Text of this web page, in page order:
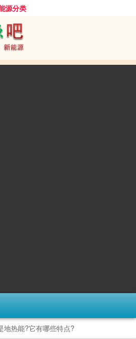
源分类
地热能?它有哪些特点?